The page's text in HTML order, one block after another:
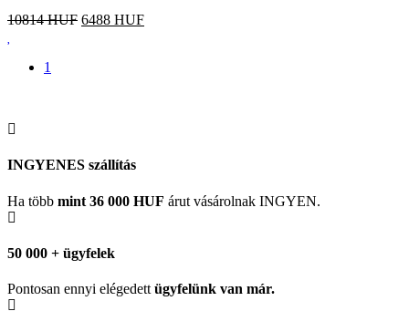
10814 HUF 6488 HUF
1
INGYENES szállítás
Ha több mint 36 000 HUF árut vásárolnak INGYEN.
50 000 + ügyfelek
Pontosan ennyi elégedett ügyfelünk van már.